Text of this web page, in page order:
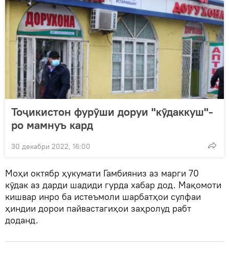
Тоҷикистон фурӯши доруи "кӯдаккуш"-
ро мамнуъ кард
30 декабри 2022, 16:00
Моҳи октябр ҳукумати Гамбияниз аз марги 70
кӯдак аз дарди шадиди гурда хабар дод. Мақомоти
кишвар инро ба истеъмоли шарбатҳои сулфаи
ҳиндии дорои пайвастагиҳои заҳролуд рабт
доданд.